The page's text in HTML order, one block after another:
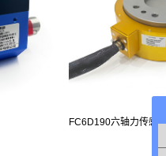
FC6D190六轴力传感...